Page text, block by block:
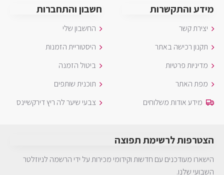
מידע והתקשרות
יצירת קשר
תקנון רכישה באתר
מדיניות פרטיות
מפת האתר
מידע אודות משלוחים
חשבון והתחברות
החשבון שלי
היסטוריית הזמנות
ביטול הזמנה
תוכנית שותפים
צבעי שיער לה ריץ דירקשיינס
הצטרפות לרשימת תפוצה
הישארו מעודכנים עם חדשות וקידומי מכירות על ידי הרשמה לניוזלטר
השבועי שלנו.